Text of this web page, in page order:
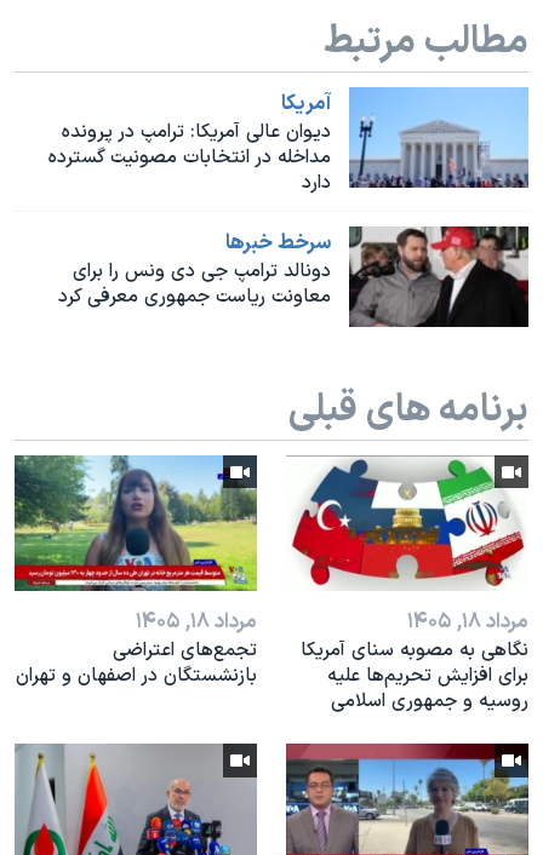
نرگس محمدی برنده جایزه نوبل صلح
همایش محافظه‌کاران آمریکا «سی‌پک»
صفحه‌های ویژه
سفر پرزیدنت ترامپ به چین
مطالب مرتبط
آمريکا
دیوان عالی آمریکا: ترامپ در پرونده
مداخله در انتخابات مصونیت گسترده
دارد
سرخط خبرها
دونالد ترامپ جی دی ونس را برای
معاونت ریاست جمهوری معرفی کرد
برنامه های قبلی
مرداد ۱۸, ۱۴۰۵
نگاهی به مصوبه سنای آمریکا
برای افزایش تحریم‌ها علیه
روسیه و جمهوری اسلامی
مرداد ۱۸, ۱۴۰۵
تجمع‌های اعتراضی
بازنشستگان در اصفهان و تهران